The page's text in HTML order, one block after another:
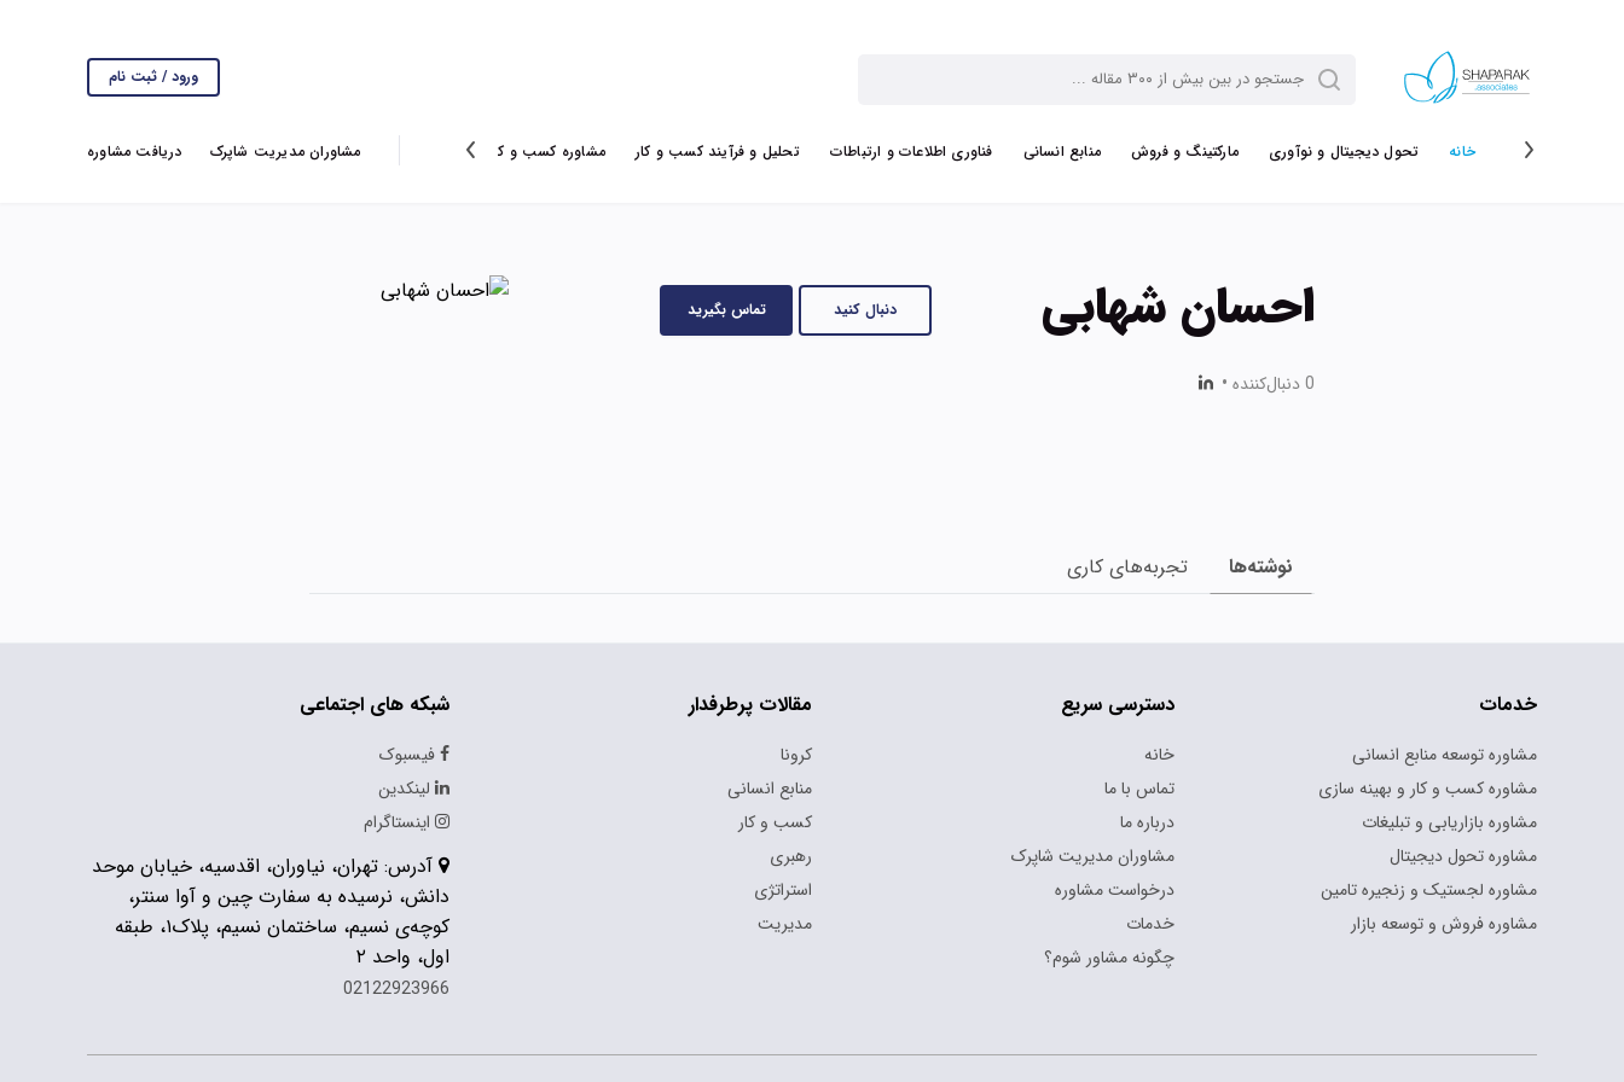
ورود / ثبت نام
خانه تحول دیجیتال و نوآوری مارکتینگ و فروش منابع انسانی فناوری اطلاعات و ارتباطات تحلیل و فرآیند کسب و کار مشاوره کسب و کار گزارش ها ویروس کرونامشاوران مدیریت شاپرک دریافت مشاوره
احسان شهابی دنبال کنید تماس بگیرید
0 دنبال‌کننده •
نوشته‌ها تجربه‌های کاری
خدمات
مشاوره توسعه منابع انسانی
مشاوره کسب و کار و بهینه سازی
مشاوره بازاریابی و تبلیغات
مشاوره تحول دیجیتال
مشاوره لجستیک و زنجیره تامین
مشاوره فروش و توسعه بازار
دسترسی سریع
خانه
تماس با ما
درباره ما
مشاوران مدیریت شاپرک
درخواست مشاوره
خدمات
چگونه مشاور شوم؟
مقالات پرطرفدار
کرونا
منابع انسانی
کسب و کار
رهبری
استراتژی
مدیریت
شبکه های اجتماعی
فیسبوک
لینکدین
اینستاگرام
آدرس: تهران، نیاوران، اقدسیه، خیابان موحد
دانش، نرسیده به سفارت چین و آوا سنتر،
کوچه‌ی نسیم، ساختمان نسیم، پلاک۱، طبقه
اول، واحد ۲
02122923966